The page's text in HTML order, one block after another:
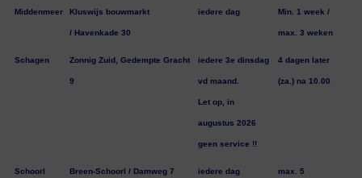
Middenmeer Kluswijs bouwmarkt
/ Havenkade 30
iedere dag Min. 1 week /
max. 3 weken
Schagen Zonnig Zuid, Gedempte Gracht
9
iedere 3e dinsdag
vd maand.
Let op, in
augustus 2026
geen service !!
4 dagen later
(za.) na 10.00
Schoorl Breen-Schoorl / Damweg 7 iedere dag max. 5